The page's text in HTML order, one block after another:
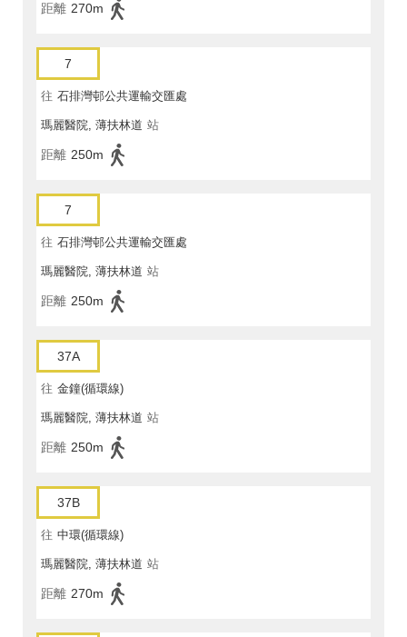
距離 270m
7
往 石排灣邨公共運輸交匯處
瑪麗醫院, 薄扶林道 站
距離 250m
7
往 石排灣邨公共運輸交匯處
瑪麗醫院, 薄扶林道 站
距離 250m
37A
往 金鐘(循環線)
瑪麗醫院, 薄扶林道 站
距離 250m
37B
往 中環(循環線)
瑪麗醫院, 薄扶林道 站
距離 270m